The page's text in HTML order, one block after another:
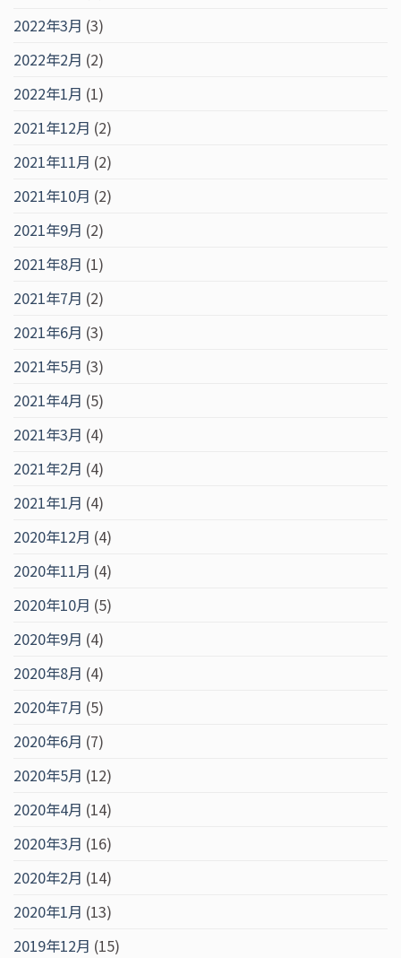
2022年3月 (3)
2022年2月 (2)
2022年1月 (1)
2021年12月 (2)
2021年11月 (2)
2021年10月 (2)
2021年9月 (2)
2021年8月 (1)
2021年7月 (2)
2021年6月 (3)
2021年5月 (3)
2021年4月 (5)
2021年3月 (4)
2021年2月 (4)
2021年1月 (4)
2020年12月 (4)
2020年11月 (4)
2020年10月 (5)
2020年9月 (4)
2020年8月 (4)
2020年7月 (5)
2020年6月 (7)
2020年5月 (12)
2020年4月 (14)
2020年3月 (16)
2020年2月 (14)
2020年1月 (13)
2019年12月 (15)